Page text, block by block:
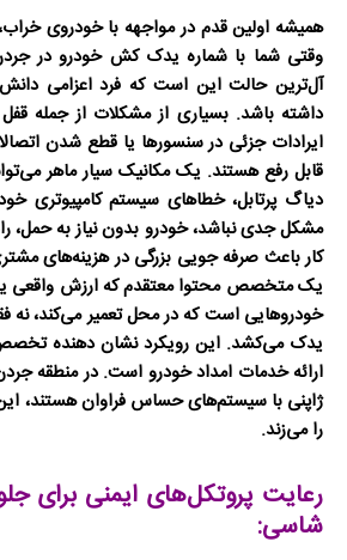
همیشه اولین قدم در مواجهه با خودروی
وقتی شما با شمارهیدک کش خودرو در
آل‌ترین حالت این است که فرد اعزامی
داشته باشد. بسیاری از مشکلات از جمله
ایرادات جزئی در سنسورها یا قطع شدن
قابل رفع هستند. یکمکانیک سیارماهر
دیاگ پرتابل، خطاهای سیستم کامپیوتری
مشکل جدی نباشد، خودرو بدون نیاز به حمل،
کار باعث صرفه جویی بزرگی در هزینه‌های
یک متخصص محتوا معتقدم که ارزش واقعی
خودروهایی است که در محل تعمیر می‌کند، نه
یدک می‌کشد. این رویکرد نشان دهنده
ارائه خدمات امداد خودرو است. در منطقه
ژاپنی با سیستم‌های حساس فراوان
را می‌زند.
رعایت پروتکل‌های ایمنی برای
شاسی: